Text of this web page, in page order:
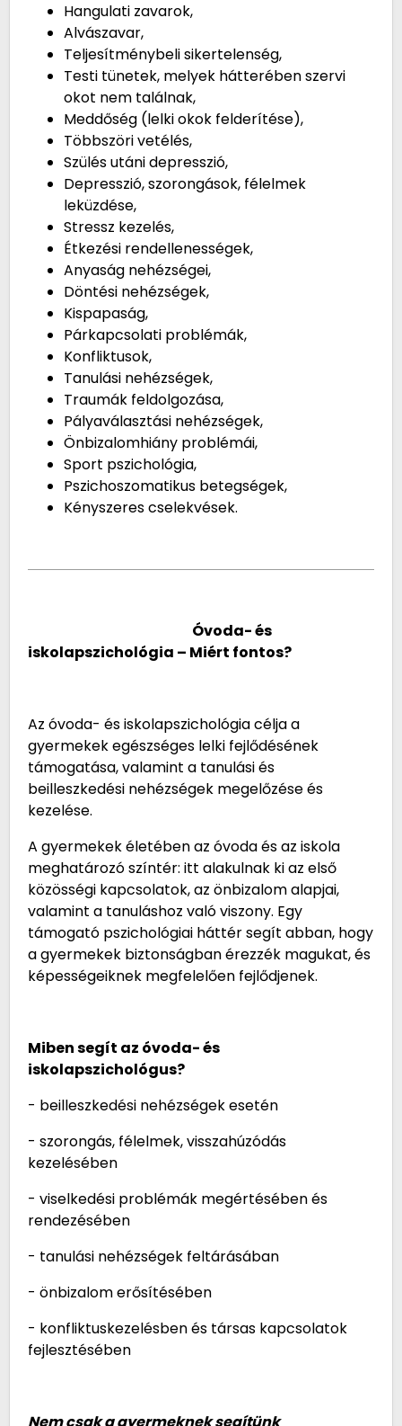
Hangulati zavarok,
Alvászavar,
Teljesítménybeli sikertelenség,
Testi tünetek, melyek hátterében szervi
okot nem találnak,
Meddőség (lelki okok felderítése),
Többszöri vetélés,
Szülés utáni depresszió,
Depresszió, szorongások, félelmek
leküzdése,
Stressz kezelés,
Étkezési rendellenességek,
Anyaság nehézségei,
Döntési nehézségek,
Kispapaság,
Párkapcsolati problémák,
Konfliktusok,
Tanulási nehézségek,
Traumák feldolgozása,
Pályaválasztási nehézségek,
Önbizalomhiány problémái,
Sport pszichológia,
Pszichoszomatikus betegségek,
Kényszeres cselekvések.
Óvoda- és
iskolapszichológia – Miért fontos?
Az óvoda- és iskolapszichológia célja a
gyermekek egészséges lelki fejlődésének
támogatása, valamint a tanulási és
beilleszkedési nehézségek megelőzése és
kezelése.
A gyermekek életében az óvoda és az iskola
meghatározó színtér: itt alakulnak ki az első
közösségi kapcsolatok, az önbizalom alapjai,
valamint a tanuláshoz való viszony. Egy
támogató pszichológiai háttér segít abban, hogy
a gyermekek biztonságban érezzék magukat, és
képességeiknek megfelelően fejlődjenek.
Miben segít az óvoda- és
iskolapszichológus?
- beilleszkedési nehézségek esetén
- szorongás, félelmek, visszahúzódás
kezelésében
- viselkedési problémák megértésében és
rendezésében
- tanulási nehézségek feltárásában
- önbizalom erősítésében
- konfliktuskezelésben és társas kapcsolatok
fejlesztésében